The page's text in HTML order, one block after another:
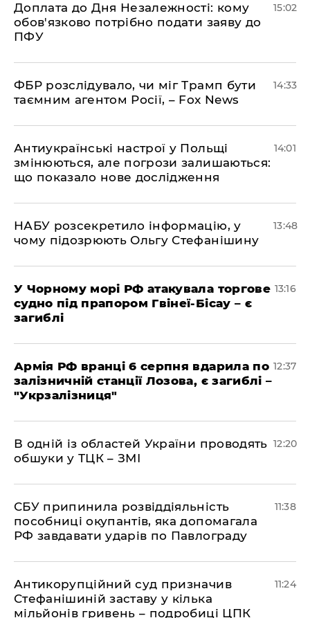
Доплата до Дня Незалежності: кому
обов'язково потрібно подати заяву до
ПФУ
15:02
ФБР розслідувало, чи міг Трамп бути
таємним агентом Росії, – Fox News
14:33
Антиукраїнські настрої у Польщі
змінюються, але погрози залишаються:
що показало нове дослідження
14:01
НАБУ розсекретило інформацію, у
чому підозрюють Ольгу Стефанішину
13:48
У Чорному морі РФ атакувала торгове
судно під прапором Гвінеї-Бісау – є
загиблі
13:16
Армія РФ вранці 6 серпня вдарила по
залізничній станції Лозова, є загиблі –
"Укрзалізниця"
12:37
В одній із областей України проводять
обшуки у ТЦК – ЗМІ
12:20
СБУ припинила розвіддіяльність
пособниці окупантів, яка допомагала
РФ завдавати ударів по Павлограду
11:38
Антикорупційний суд призначив
Стефанішиній заставу у кілька
мільйонів гривень – подробиці ЦПК
11:24